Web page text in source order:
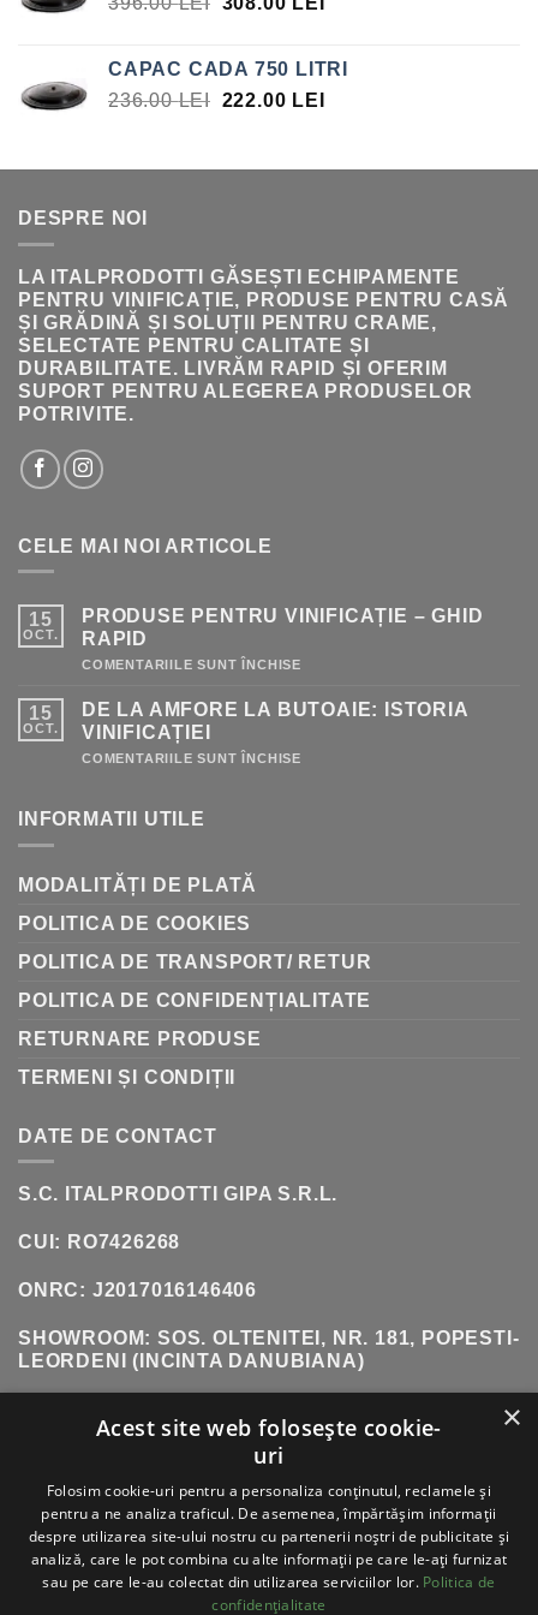
FOST:
396.00 LEI.
308.00 LEI.
CAPAC CADA 750 LITRI
236.00LEI PREȚUL
FOST:
222.00 LEI PREȚUL
222.00 LEI.
DESPRE NOI
LA ITALPRODOTTI GĂSEȘTI ECHIPAMENTE
PENTRU VINIFICAȚIE, PRODUSE PENTRU CASĂ
ȘI GRĂDINĂ ȘI SOLUȚII PENTRU CRAME,
SELECTATE PENTRU CALITATE ȘI
DURABILITATE. LIVRĂM RAPID ȘI OFERIM
SUPORT PENTRU ALEGEREA PRODUSELOR
POTRIVITE.
CELE MAI NOI ARTICOLE
15
OCT.
PRODUSE PENTRU VINIFICAȚIE – GHID
RAPID
COMENTARIILE SUNT ÎNCHISE
VINIFICAȚIE
15
OCT.
DE LA AMFORE LA BUTOAIE: ISTORIA
VINIFICAȚIEI
COMENTARIILE SUNT ÎNCHISE
INFORMATII UTILE
MODALITĂȚI DE PLATĂ
POLITICA DE COOKIES
POLITICA DE TRANSPORT/ RETUR
POLITICA DE CONFIDENȚIALITATE
RETURNARE PRODUSE
TERMENI ȘI CONDIȚII
DATE DE CONTACT
S.C. ITALPRODOTTI GIPA S.R.L.
CUI: RO7426268
ONRC: J2017016146406
SHOWROOM:SOS. OLTENITEI, NR. 181, POPESTI-
LEORDENI (INCINTA DANUBIANA)
VISA PAYPALSTRIPEMASTERCARD
CASH
ON
DELIVERY
ABOUT BLOG CONTACT
ITALPRODOTTI - COPYRIGHT 2026 ©TOATE
DREPTURILE REZERVATE
×
Acest site web folosește cookie-
uri
Folosim cookie-uri pentru a personaliza conținutul, reclamele și
pentru a ne analiza traficul. De asemenea, împărtășim informații
despre utilizarea site-ului nostru cu partenerii noștri de publicitate și
analiză, care le pot combina cu alte informații pe care le-ați furnizat
sau pe care le-au colectat din utilizarea serviciilor lor. Politica de
confidențialitate